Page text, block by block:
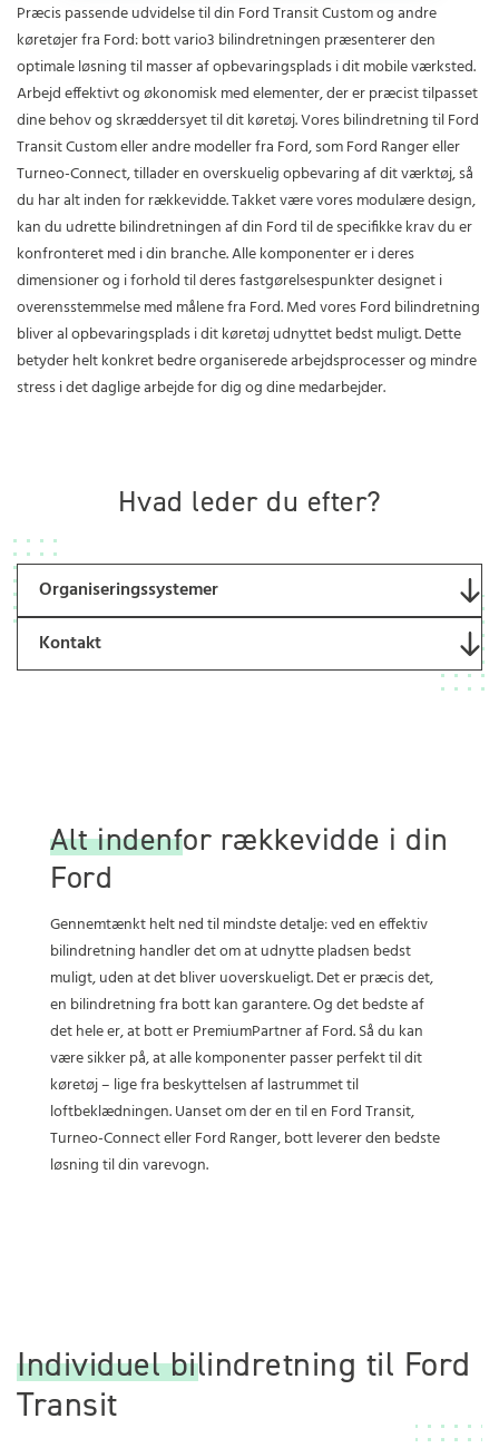
Præcis passende udvidelse til din Ford Transit Custom og andre
køretøjer fra Ford: bott vario3 bilindretningen præsenterer den
optimale løsning til masser af opbevaringsplads i dit mobile værksted.
Arbejd effektivt og økonomisk med elementer, der er præcist tilpasset
dine behov og skræddersyet til dit køretøj. Vores bilindretning til Ford
Transit Custom eller andre modeller fra Ford, som Ford Ranger eller
Turneo-Connect, tillader en overskuelig opbevaring af dit værktøj, så
du har alt inden for rækkevidde. Takket være vores modulære design,
kan du udrette bilindretningen af din Ford til de specifikke krav du er
konfronteret med i din branche. Alle komponenter er i deres
dimensioner og i forhold til deres fastgørelsespunkter designet i
overensstemmelse med målene fra Ford. Med vores Ford bilindretning
bliver al opbevaringsplads i dit køretøj udnyttet bedst muligt. Dette
betyder helt konkret bedre organiserede arbejdsprocesser og mindre
stress i det daglige arbejde for dig og dine medarbejder.
Hvad leder du efter?
Organiseringssystemer
Kontakt
Alt indenfor rækkevidde i din
Ford
Gennemtænkt helt ned til mindste detalje: ved en effektiv
bilindretning handler det om at udnytte pladsen bedst
muligt, uden at det bliver uoverskueligt. Det er præcis det,
en bilindretning fra bott kan garantere. Og det bedste af
det hele er, at bott er PremiumPartner af Ford. Så du kan
være sikker på, at alle komponenter passer perfekt til dit
køretøj – lige fra beskyttelsen af lastrummet til
loftbeklædningen. Uanset om der en til en Ford Transit,
Turneo-Connect eller Ford Ranger, bott leverer den bedste
løsning til din varevogn.
Individuel bilindretning til Ford
Transit